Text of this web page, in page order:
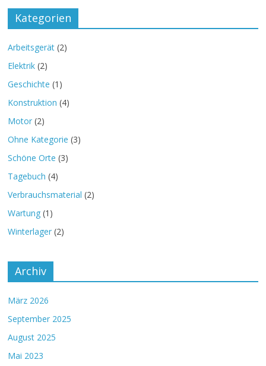
Kategorien
Arbeitsgerät (2)
Elektrik (2)
Geschichte (1)
Konstruktion (4)
Motor (2)
Ohne Kategorie (3)
Schöne Orte (3)
Tagebuch (4)
Verbrauchsmaterial (2)
Wartung (1)
Winterlager (2)
Archiv
März 2026
September 2025
August 2025
Mai 2023